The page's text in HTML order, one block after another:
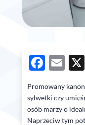
Promowany
sylwetki czy
osób marzy o
Naprzeciw tym